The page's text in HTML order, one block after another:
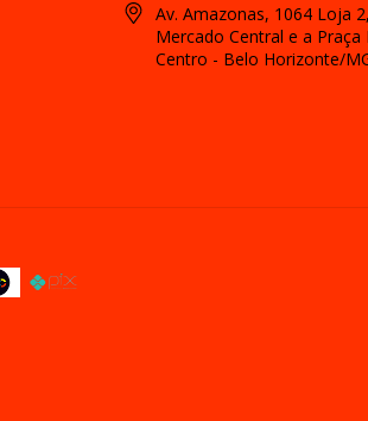
Av. Amazonas, 1064 Loja
Mercado Central e a Praça
Centro - Belo Horizonte/